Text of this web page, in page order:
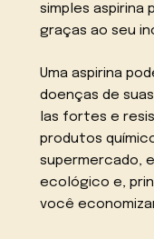
simples aspirina
graças ao seu
Uma aspirina
doenças de
las fortes e
produtos
supermercado,
ecológico e,
você